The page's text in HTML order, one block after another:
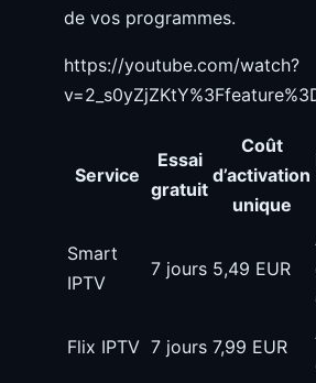
de vos programmes.
https://youtube.com/watch?
Service
Essai
gratuit
Coût
d’activation
unique
Smart
IPTV
7 jours 5,49 EUR
Flix IPTV 7 jours 7,99 EUR